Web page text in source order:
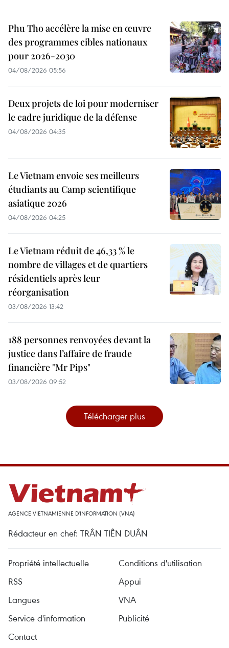
Phu Tho accélère la mise en œuvre
des programmes cibles nationaux
pour 2026-2030
04/08/2026 05:56
Deux projets de loi pour moderniser
le cadre juridique de la défense
04/08/2026 04:35
Le Vietnam envoie ses meilleurs
étudiants au Camp scientifique
asiatique 2026
04/08/2026 04:25
Le Vietnam réduit de 46,33 % le
nombre de villages et de quartiers
résidentiels après leur
réorganisation
03/08/2026 13:42
188 personnes renvoyées devant la
justice dans l’affaire de fraude
financière "Mr Pips"
03/08/2026 09:52
Télécharger plus
AGENCE VIETNAMIENNE D'INFORMATION (VNA)
Rédacteur en chef: TRÂN TIÊN DUÂN
Propriété intellectuelle
Conditions d'utilisation
RSS
Appui
Langues
VNA
Service d'information
Publicité
Contact